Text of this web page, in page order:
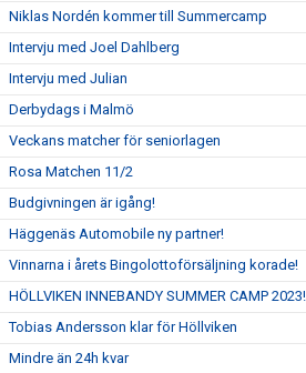
Niklas Nordén kommer till Summercamp
Intervju med Joel Dahlberg
Intervju med Julian
Derbydags i Malmö
Veckans matcher för seniorlagen
Rosa Matchen 11/2
Budgivningen är igång!
Häggenäs Automobile ny partner!
Vinnarna i årets Bingolottoförsäljning korade!
HÖLLVIKEN INNEBANDY SUMMER CAMP 2023!
Tobias Andersson klar för Höllviken
Mindre än 24h kvar